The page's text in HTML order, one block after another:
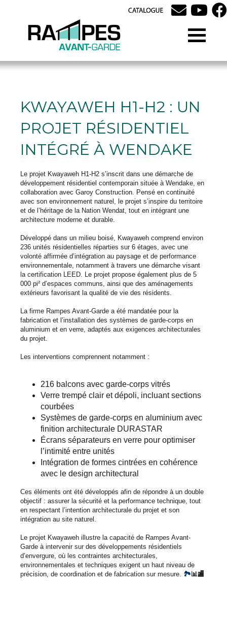
KWAYAWEH H1-H2 : UN
PROJET RÉSIDENTIEL
INTÉGRÉ À WENDAKE
Le projet Kwayaweh H1-H2 s’inscrit dans une démarche de
développement résidentiel contemporain située à Wendake, en
collaboration avec Garoy Construction. Pensé en continuité
avec son environnement naturel, le projet s’inspire du territoire
et de l’héritage de la Nation Wendat, tout en intégrant une
architecture moderne et durable.
Développé dans un milieu boisé, Kwayaweh comprend environ
236 unités résidentielles réparties sur 6 étages, avec une
volonté affirmée d’intégration au paysage et de performance
environnementale, notamment à travers une démarche visant
la certification LEED. Le projet propose également plus de 5
000 pi² d’espaces communs, ainsi que des aménagements
extérieurs favorisant la qualité de vie des résidents.
La firme Rampes Avant-Garde a été mandatée pour la
fabrication et l’installation des systèmes de garde-corps en
aluminium et en verre, adaptés aux exigences architecturales
du projet.
Les interventions comprennent notamment :
216 balcons avec garde-corps vitrés
Verre trempé clair et dépoli, incluant sections
courbées
Systèmes de garde-corps en aluminium avec
finition architecturale DURASTAR
Écrans séparateurs en verre pour optimiser
l’intimité entre unités
Intégration de formes cintrées en cohérence
avec le design architectural
Ces éléments ont été développés afin de répondre à un double
objectif : assurer la sécurité et la performance technique, tout
en respectant l’intention architecturale du projet et son
intégration au site naturel.
Le projet Kwayaweh illustre la capacité de Rampes Avant-
Garde à intervenir sur des développements résidentiels
d’envergure, où les contraintes architecturales,
environnementales et techniques exigent un haut niveau de
précision, de coordination et de fabrication sur mesure. 🏞️ 📊🏬